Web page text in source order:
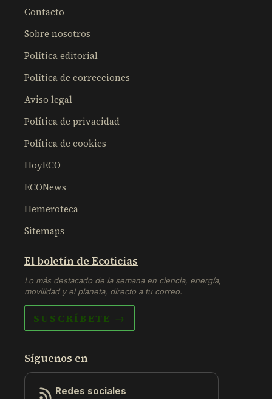
Contacto
Sobre nosotros
Política editorial
Política de correcciones
Aviso legal
Política de privacidad
Política de cookies
HoyECO
ECONews
Hemeroteca
Sitemaps
El boletín de Ecoticias
Lo más destacado de la semana en ciencia, energía,
movilidad y el planeta, directo a tu correo.
SUSCRÍBETE →
Síguenos en
Redes sociales